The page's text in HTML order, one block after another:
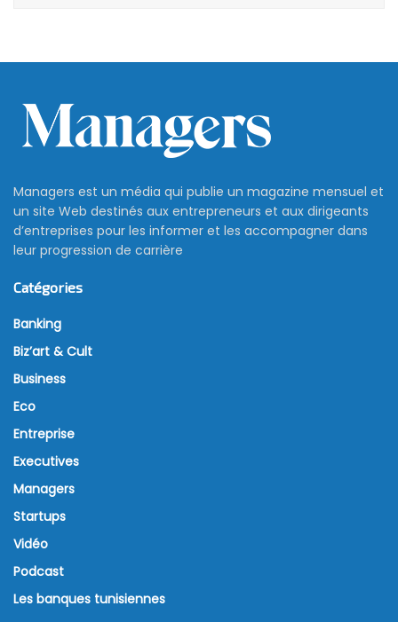
Managers est un média qui publie un magazine mensuel et
un site Web destinés aux entrepreneurs et aux dirigeants
d’entreprises pour les informer et les accompagner dans
leur progression de carrière
Catégories
Banking
Biz’art & Cult
Business
Eco
Entreprise
Executives
Managers
Startups
Vidéo
Podcast
Les banques tunisiennes